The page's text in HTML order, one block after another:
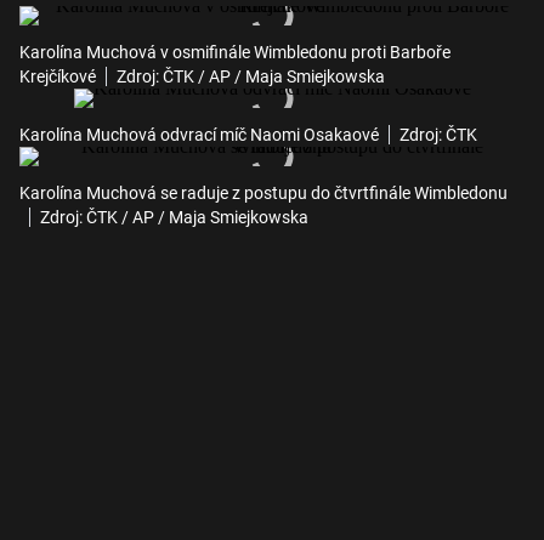
Karolína Muchová v osmifinále Wimbledonu proti Barboře
Krejčíkové
Zdroj: ČTK / AP / Maja Smiejkowska
Karolína Muchová odvrací míč Naomi Osakaové Zdroj: ČTK
Karolína Muchová se raduje z postupu do čtvrtfinále Wimbledonu
Zdroj: ČTK / AP / Maja Smiejkowska